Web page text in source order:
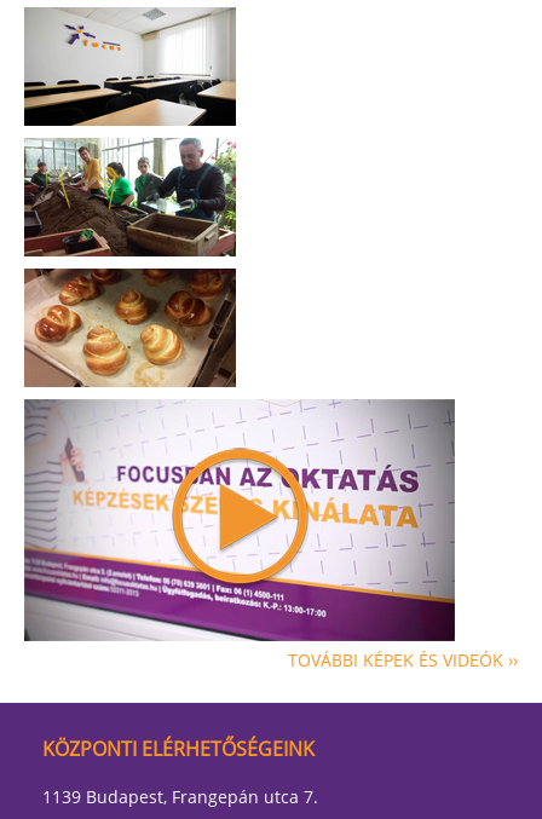
TOVÁBBI KÉPEK ÉS VIDEÓK ››
KÖZPONTI ELÉRHETŐSÉGEINK
1139 Budapest, Frangepán utca 7.